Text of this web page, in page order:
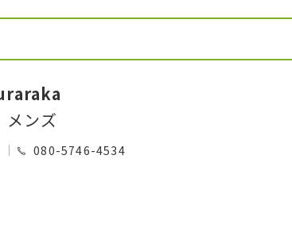
メンズ
080-5746-4534